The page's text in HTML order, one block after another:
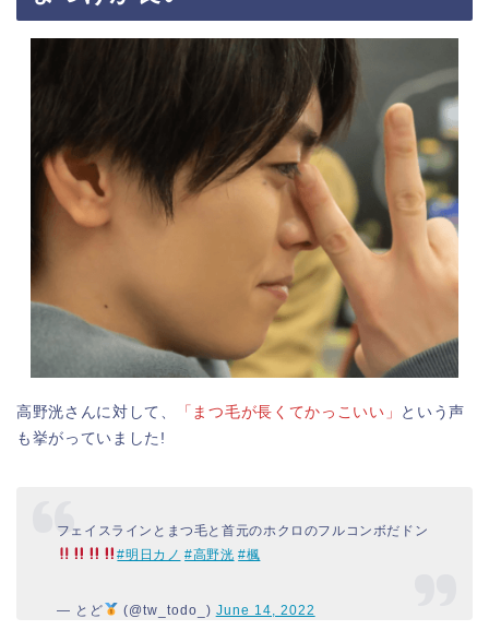
高野洸さんに対して、 「まつ毛が長くてかっこいい」
という声
も挙がっていました!
フェイスラインとまつ毛と首元のホクロのフルコンボだドン
#明日カノ #高野洸 #楓
— とど (@tw_todo_) June 14, 2022